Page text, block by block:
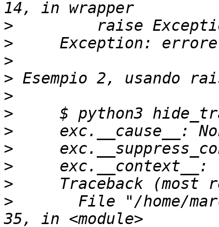
>
>
>
>
>
>
>
>
>
>
> File "/home/